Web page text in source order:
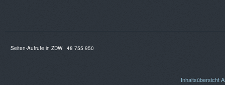
Seiten-Aufrufe in ZDW 48 755 950
Inhaltsübersicht